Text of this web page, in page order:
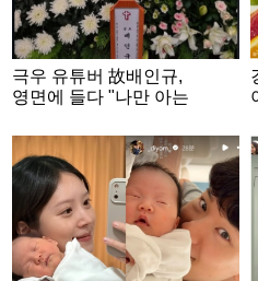
극우 유튜버 故배인규,
영면에 들다 "나만 아는
슈]